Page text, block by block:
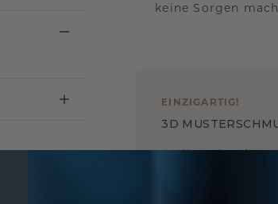
keine Sorgen
EINZIGARTIG !
3D
Wollen Sie
würde und ob er